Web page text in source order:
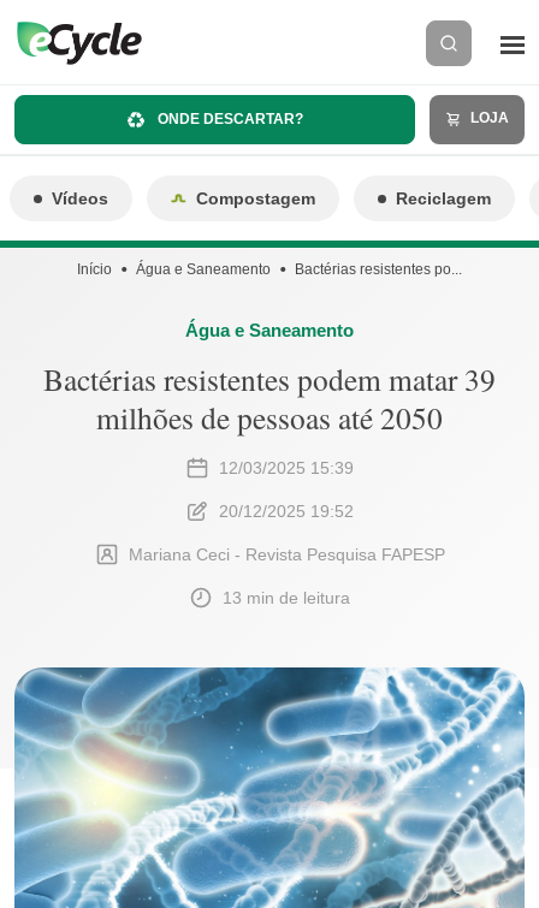
ONDE DESCARTAR? LOJA
Vídeos Compostagem Reciclagem
Início Água e Saneamento Bactérias resistentes po...
Água e Saneamento
Bactérias resistentes podem matar 39
milhões de pessoas até 2050
12/03/2025 15:39
20/12/2025 19:52
Mariana Ceci - Revista Pesquisa FAPESP
13 min de leitura